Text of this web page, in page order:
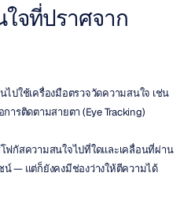
จที่ปราศจาก
ไปใช้เครื่องมือตรวจวัดความสนใจ เช่น
ารติดตามสายตา (Eye Tracking)
ฟกัสความสนใจไปที่ใดและเคลื่อนที่ผ่าน
— แต่ก็ยังคงมีช่องว่างให้ตีความได้